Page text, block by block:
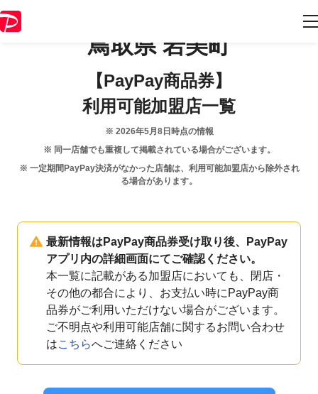
鳥取県 岩美町
【PayPay商品券】
利用可能加盟店一覧
※ 2026年5月8日 時点の情報
※ 同一店舗でも重複して掲載されている場合がございます。
※ 一定期間PayPay決済がなかった店舗は、利用可能加盟店から除外され
る場合があります。
最新情報はPayPay商品券受け取り後、PayPay
アプリ内の詳細画面にてご確認ください。
本一覧に記載がある加盟店においても、閉店・
その他の都合により、お支払い時にPayPay商
品券がご利用いただけない場合がございます。
ご不明点や利用可能店舗に関するお問い合わせ
はこちらへご連絡ください